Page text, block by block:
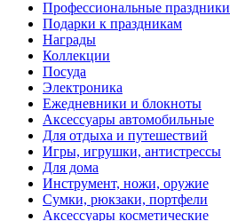
Профессиональные праздники
Подарки к праздникам
Награды
Коллекции
Посуда
Электроника
Ежедневники и блокноты
Аксессуары автомобильные
Для отдыха и путешествий
Игры, игрушки, антистрессы
Для дома
Инструмент, ножи, оружие
Сумки, рюкзаки, портфели
Аксессуары косметические